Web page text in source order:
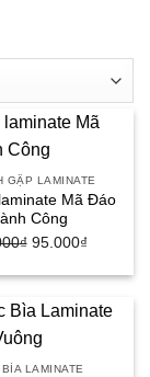
GẬP LAMINATE
Mã Đáo
Công
₫ Giá
180.000₫.
95.000₫
là:
LAMINATE